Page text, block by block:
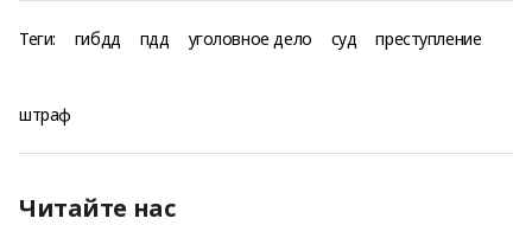
Теги: гибдд пдд уголовное дело суд преступление
штраф
Читайте нас